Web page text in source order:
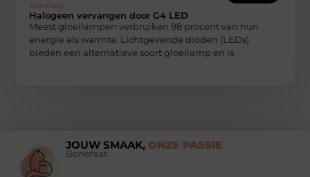
Bonefast
Halogeen vervangen door G4 LED
Meest gloeilampen verbruiken 98 procent van hun
energie als warmte. Lichtgevende dioden (LEDs)
bieden een alternatieve soort gloeilamp en is
JOUW SMAAK, ONZE PASSIE
Bonefast